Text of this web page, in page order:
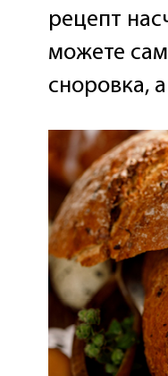
рецепт
можете
сноровка,